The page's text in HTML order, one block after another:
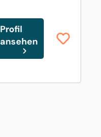
Profil
ansehen